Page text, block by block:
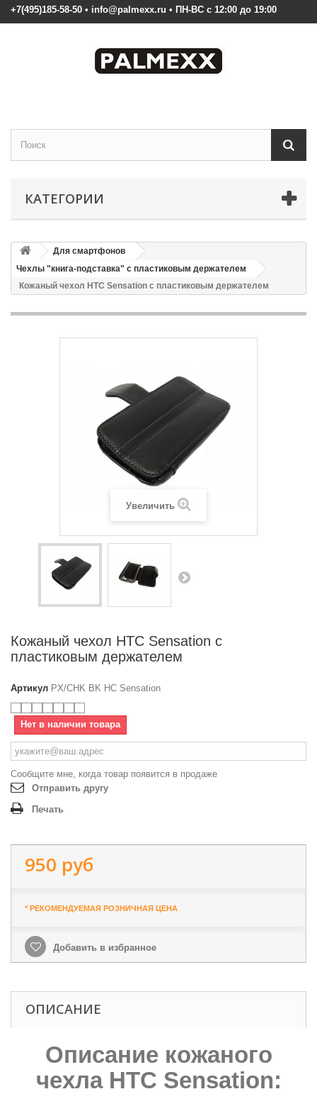
+7(495)185-58-50 • info@palmexx.ru • ПН-ВС с 12:00 до 19:00
КАТЕГОРИИ
Для смартфонов
Чехлы "книга-подставка" с пластиковым держателем
Кожаный чехол HTC Sensation с пластиковым держателем
Увеличить
Кожаный чехол HTC Sensation с
пластиковым держателем
Артикул PX/CHK BK HC Sensation
Нет в наличии товара
Сообщите мне, когда товар появится в продаже
Отправить другу
Печать
950 руб
* РЕКОМЕНДУЕМАЯ РОЗНИЧНАЯ ЦЕНА
Добавить в избранное
ОПИСАНИЕ
Описание кожаного
чехла HTC Sensation: